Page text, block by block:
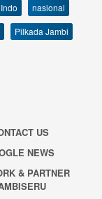
nasional
Pilkada Jambi
US
NEWS
& PARTNER